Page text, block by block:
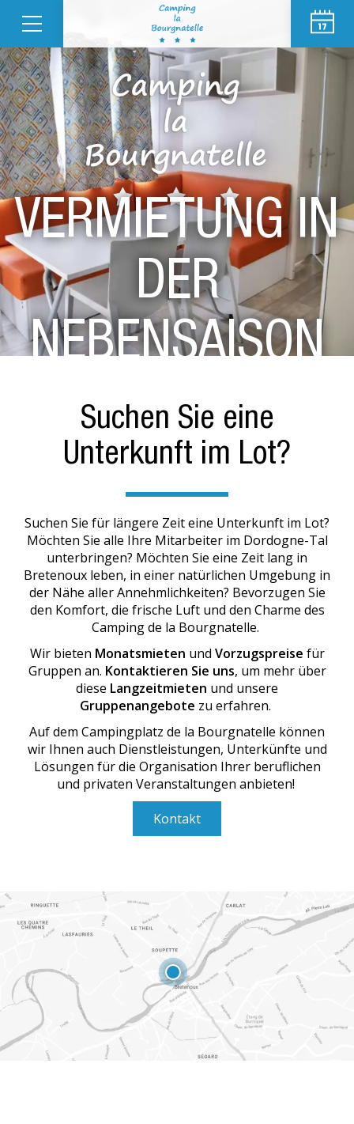
VERMIETUNG IN
DER
NEBENSAISON
Suchen Sie eine
Unterkunft im Lot?
Suchen Sie für längere Zeit eine Unterkunft im Lot?
Möchten Sie alle Ihre Mitarbeiter im Dordogne-Tal
unterbringen? Möchten Sie eine Zeit lang in
Bretenoux leben, in einer natürlichen Umgebung in
der Nähe aller Annehmlichkeiten? Bevorzugen Sie
den Komfort, die frische Luft und den Charme des
Camping de la Bourgnatelle.
Wir bieten Monatsmieten und Vorzugspreise für
Gruppen an. Kontaktieren Sie uns, um mehr über
diese Langzeitmieten und unsere
Gruppenangebote zu erfahren.
Auf dem Campingplatz de la Bourgnatelle können
wir Ihnen auch Dienstleistungen, Unterkünfte und
Lösungen für die Organisation Ihrer beruflichen
und privaten Veranstaltungen anbieten!
Kontakt